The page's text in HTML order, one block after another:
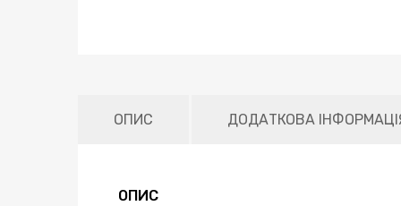
ОПИС ДОДАТКОВА
ОПИС